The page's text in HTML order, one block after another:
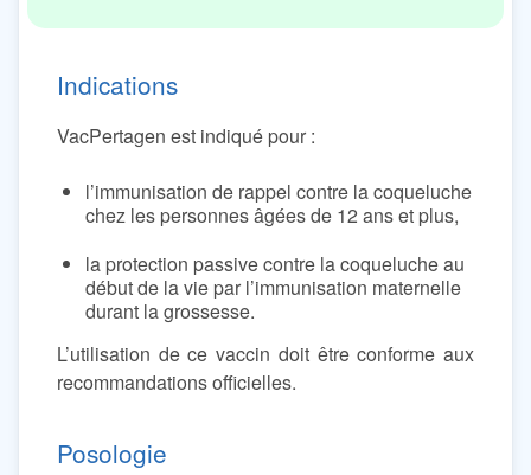
Indications
VacPertagen est indiqué pour :
l’immunisation de rappel contre la coqueluche
chez les personnes âgées de 12 ans et plus,
la protection passive contre la coqueluche au
début de la vie par l’immunisation maternelle
durant la grossesse.
L’utilisation de ce vaccin doit être conforme aux
recommandations officielles.
Posologie